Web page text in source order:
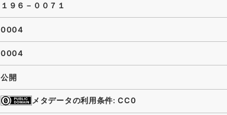
１９６－００７１
0004
0004
公開
メタデータの利用条件: CC0